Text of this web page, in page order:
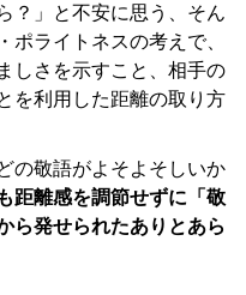
？」と不安に思う、そん
ポライトネスの考えで、
しさを示すこと、相手の
を利用した距離の取り方
の敬語がよそよそしいか
距離感を調節せずに「敬
ら発せられたありとあら